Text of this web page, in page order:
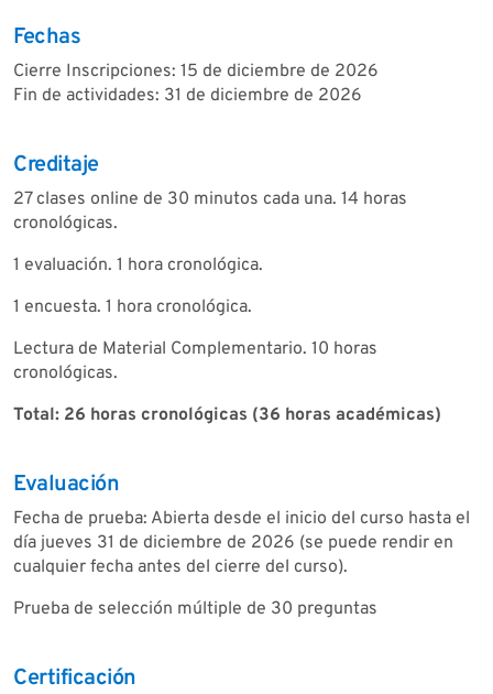
Fechas
Cierre Inscripciones: 15 de diciembre de 2026
Fin de actividades: 31 de diciembre de 2026
Creditaje
27 clases online de 30 minutos cada una. 14 horas
cronológicas.
1 evaluación. 1 hora cronológica.
1 encuesta. 1 hora cronológica.
Lectura de Material Complementario. 10 horas
cronológicas.
Total: 26 horas cronológicas (36 horas académicas)
Evaluación
Fecha de prueba: Abierta desde el inicio del curso hasta el
día jueves 31 de diciembre de 2026 (se puede rendir en
cualquier fecha antes del cierre del curso).
Prueba de selección múltiple de 30 preguntas
Certificación